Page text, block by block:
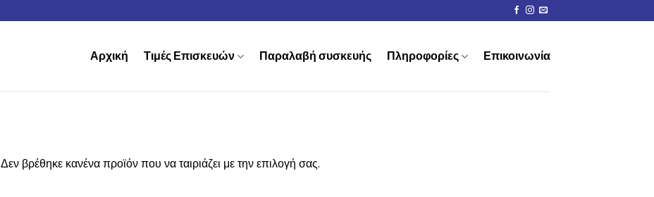
Αρχική Τιμές Επισκευών Παραλαβή συσκευής Πληροφορίες Επικοινωνία
Δεν βρέθηκε κανένα προϊόν που να ταιριάζει με την επιλογή σας.